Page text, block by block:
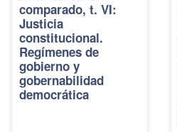
comparado, t. VI:
Justicia
constitucional.
Regímenes de
gobierno y
gobernabilidad
democrática